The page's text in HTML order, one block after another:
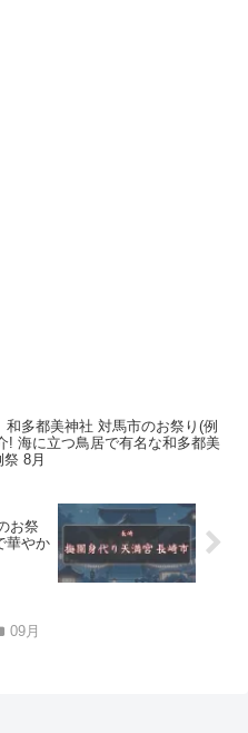
和多都美神社 対馬市のお祭り(例
! 海に立つ鳥居で有名な和多都美
8月
お祭
華やか
09月